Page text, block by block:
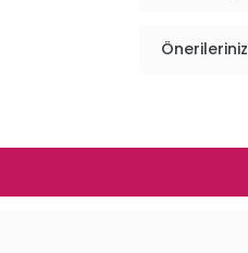
Önerileriniz